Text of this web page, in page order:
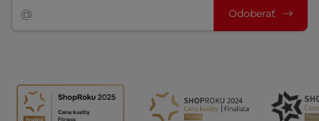
Odoberať